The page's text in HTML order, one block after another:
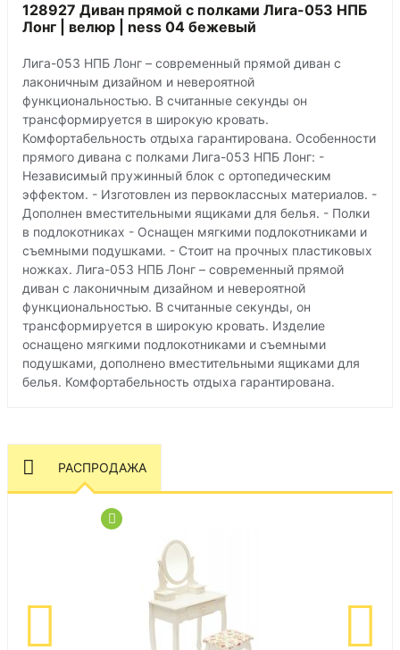
128927 Диван прямой с полками Лига-053 НПБ
Лонг | велюр | ness 04 бежевый
Лига-053 НПБ Лонг – современный прямой диван с
лаконичным дизайном и невероятной
функциональностью. В считанные секунды он
трансформируется в широкую кровать.
Комфортабельность отдыха гарантирована. Особенности
прямого дивана с полками Лига-053 НПБ Лонг: -
Независимый пружинный блок с ортопедическим
эффектом. - Изготовлен из первоклассных материалов. -
Дополнен вместительными ящиками для белья. - Полки
в подлокотниках - Оснащен мягкими подлокотниками и
съемными подушками. - Стоит на прочных пластиковых
ножках. Лига-053 НПБ Лонг – современный прямой
диван с лаконичным дизайном и невероятной
функциональностью. В считанные секунды, он
трансформируется в широкую кровать. Изделие
оснащено мягкими подлокотниками и съемными
подушками, дополнено вместительными ящиками для
белья. Комфортабельность отдыха гарантирована.
РАСПРОДАЖА